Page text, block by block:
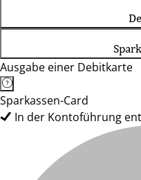
Ausgabe einer Debitkarte
Sparkassen-Card
In der Kontoführung